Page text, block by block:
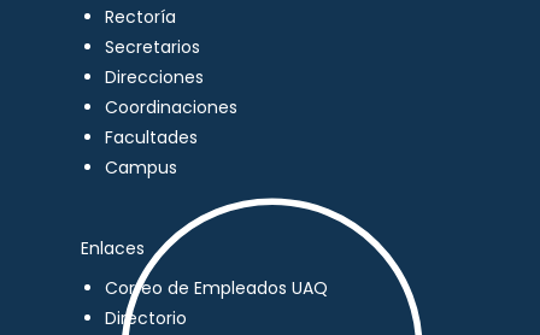
Rectoría
Secretarios
Direcciones
Coordinaciones
Facultades
Campus
Enlaces
Correo de Empleados UAQ
Directorio